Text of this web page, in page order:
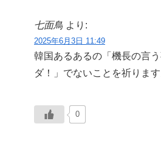
七面鳥 より:
2025年6月3日 11:49
韓国あるあるの「機長の言
ダ！」でないことを祈ります
0